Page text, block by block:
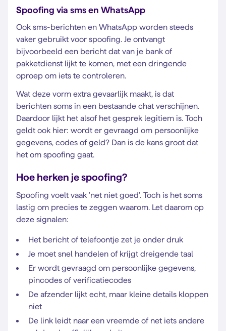
Spoofing via sms en WhatsApp
Ook sms-berichten en WhatsApp worden steeds
vaker gebruikt voor spoofing. Je ontvangt
bijvoorbeeld een bericht dat van je bank of
pakketdienst lijkt te komen, met een dringende
oproep om iets te controleren.
Wat deze vorm extra gevaarlijk maakt, is dat
berichten soms in een bestaande chat verschijnen.
Daardoor lijkt het alsof het gesprek legitiem is. Toch
geldt ook hier: wordt er gevraagd om persoonlijke
gegevens, codes of geld? Dan is de kans groot dat
het om spoofing gaat.
Hoe herken je spoofing?
Spoofing voelt vaak 'net niet goed'. Toch is het soms
lastig om precies te zeggen waarom. Let daarom op
deze signalen:
Het bericht of telefoontje zet je onder druk
Je moet snel handelen of krijgt dreigende taal
Er wordt gevraagd om persoonlijke gegevens,
pincodes of verificatiecodes
De afzender lijkt echt, maar kleine details kloppen
niet
De link leidt naar een vreemde of net iets andere